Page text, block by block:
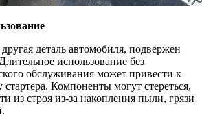
деталь автомобиля, подвержен
использование без
обслуживания может привести к
Компоненты могут стереться,
из строя из-за накопления пыли, грязи